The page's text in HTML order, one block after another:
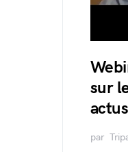
sur
par